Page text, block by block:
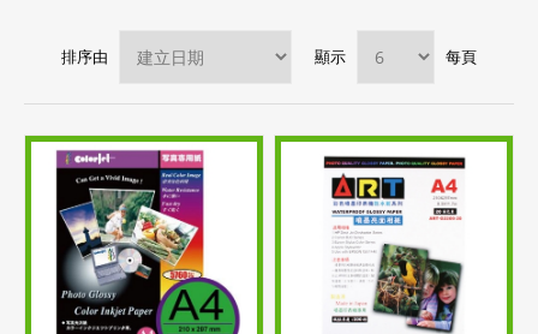
排序由 顯示 每頁